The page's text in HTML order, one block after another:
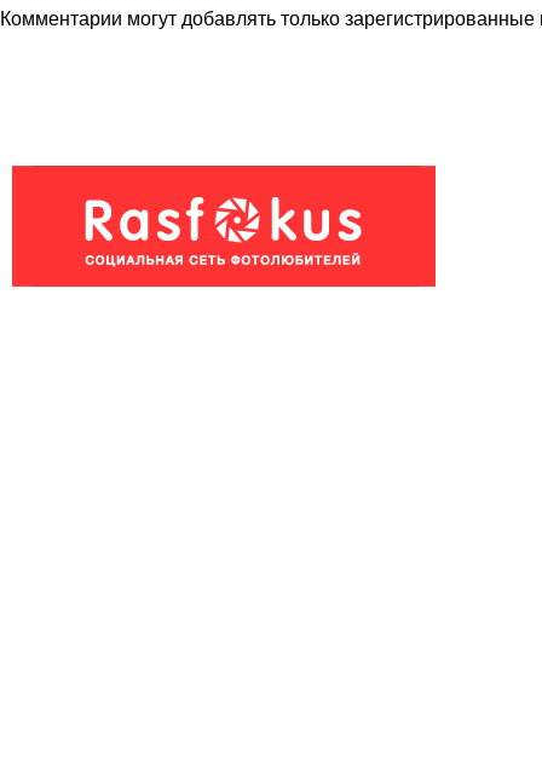
Комментарии могут добавлять толькозарегистрированные